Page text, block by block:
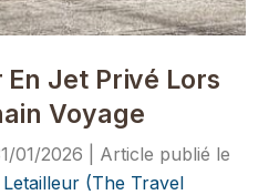
Jet Privé Lors
Voyage
01/2026
(The Travel